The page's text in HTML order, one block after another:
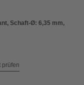
Schaft-Ø: 6,35 mm,
prüfen